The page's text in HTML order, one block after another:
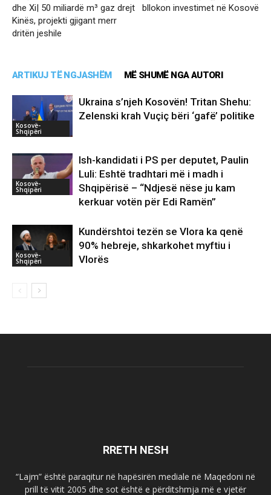
dhe Xi| 50 miliardë m³ gaz drejt
Kinës, projekti gjigant merr
dritën jeshile
bllokon investimet në Kosovë
ARTIKUJ TË NGJASHËM MË SHUMË NGA AUTORI
Kosovë-
Shqipëri
Ukraina s’njeh Kosovën! Tritan Shehu:
Zelenski krah Vuçiç bëri ‘gafë’ politike
Kosovë-
Shqipëri
Ish-kandidati i PS per deputet, Paulin
Luli: Eshtë tradhtari më i madh i
Shqipërisë – “Ndjesë nëse ju kam
kerkuar votën për Edi Ramën”
Kosovë-
Shqipëri
Kundërshtoi tezën se Vlora ka qenë
90% hebreje, shkarkohet myftiu i
Vlorës
RRETH NESH
“Lajm” është paraqitur në hapësirën mediale në Maqedoni në
prill të vitit 2005 dhe sot është e përditshmja më e vjetër